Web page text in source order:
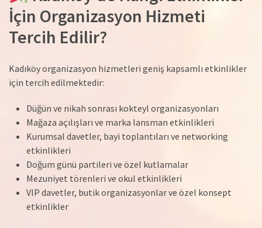
İçin Organizasyon Hizmeti
Tercih Edilir?
Kadıköy organizasyon hizmetleri geniş kapsamlı etkinlikler
için tercih edilmektedir:
Düğün ve nikah sonrası kokteyl organizasyonları
Mağaza açılışları ve marka lansman etkinlikleri
Kurumsal davetler, bayi toplantıları ve networking
etkinlikleri
Doğum günü partileri ve özel kutlamalar
Mezuniyet törenleri ve okul etkinlikleri
VIP davetler, butik organizasyonlar ve özel konsept
etkinlikler